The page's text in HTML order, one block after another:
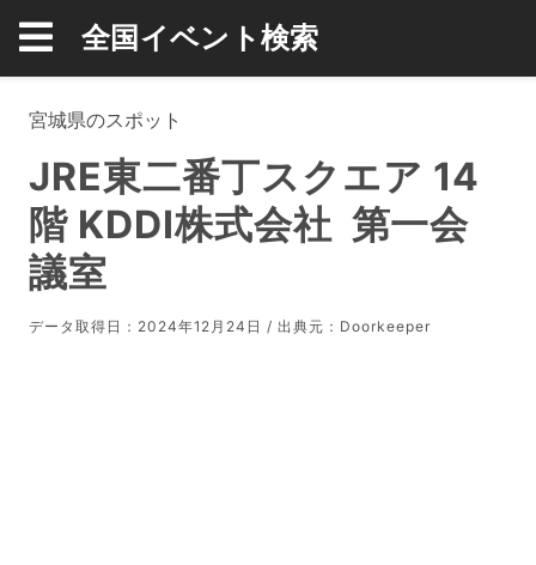
全国イベント検索
宮城県のスポット
JRE東二番丁スクエア 14
階 KDDI株式会社 第一会
議室
データ取得日：2024年12月24日 / 出典元： Doorkeeper